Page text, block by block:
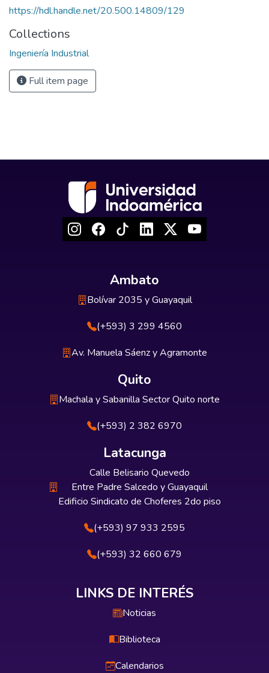
https://hdl.handle.net/20.500.14809/129
Collections
Ingeniería Industrial
Full item page
Ambato
Bolívar 2035 y Guayaquil
(+593) 3 299 4560
Av. Manuela Sáenz y Agramonte
Quito
Machala y Sabanilla Sector Quito norte
(+593) 2 382 6970
Latacunga
Calle Belisario Quevedo
Entre Padre Salcedo y Guayaquil
Edificio Sindicato de Choferes 2do piso
(+593) 97 933 2595
(+593) 32 660 679
LINKS DE INTERÉS
Noticias
Biblioteca
Calendarios